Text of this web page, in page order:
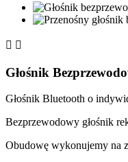
 
Głośnik
Głośnik Bluetooth o
Bezprzewodowy głośnik
Obudowę wykonujemy na